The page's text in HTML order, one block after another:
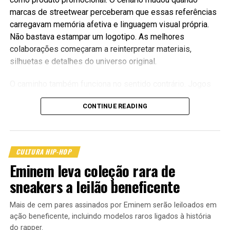
propaganda antiga, menu de videogame, uniforme de time
fictício e lookbook independente. Tudo ao mesmo tempo,
sem precisar explicar cada referência com legenda na
testa.
marcas de streetwear perceberam que essas referências
carregavam memória afetiva e linguagem visual própria.
Não bastava estampar um logotipo. As melhores
colaborações começaram a reinterpretar materiais,
silhuetas e detalhes do universo original.
usam moda para construir personagens e mundos
reconhecíveis, enquanto plataformas digitais transformam
geração acostumada a circular entre rua e tela, a divisão
entre visual físico e identidade digital ficou menos rígida.
Essa aproximação explica por que lançamentos limitados
encontram público tanto entre colecionadores de sneakers
quanto entre jogadores. O interesse não nasce somente
do hype. Ele combina pertencimento, nostalgia e vontade
de vestir uma referência que antes ficava restrita ao
CONTINUE READING
CULTURA HIP-HOP
Eminem leva coleção rara de
sneakers a leilão beneficente
Mais de cem pares assinados por Eminem serão leiloados em
ação beneficente, incluindo modelos raros ligados à história
do rapper.